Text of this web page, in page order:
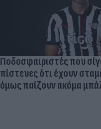
Ποδοσφαιριστές που
πίστευες ότι έχουν
όμως παίζουν ακόμα